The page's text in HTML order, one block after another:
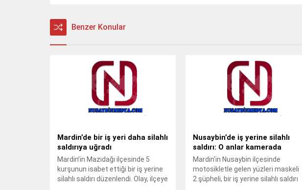
Benzer Konular
Mardin’de bir iş yeri daha silahlı
saldırıya uğradı
Mardin’in Mazıdağı ilçesinde 5
kurşunun isabet ettiği bir iş yerine
silahlı saldırı düzenlendi. Olay, ilçeye
Nusaybin’de iş yerine silahlı
saldırı: O anlar kamerada
Mardin’in Nusaybin ilçesinde
motosikletle gelen yüzleri maskeli
2 şüpheli, bir iş yerine silahlı saldırı